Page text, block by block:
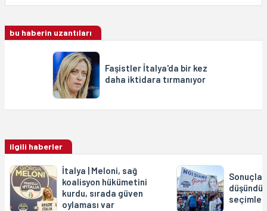
bu haberin uzantıları
Faşistler İtalya'da bir kez
daha iktidara tırmanıyor
ilgili haberler
İtalya | Meloni, sağ
koalisyon hükümetini
kurdu, sırada güven
oylaması var
seçimleri